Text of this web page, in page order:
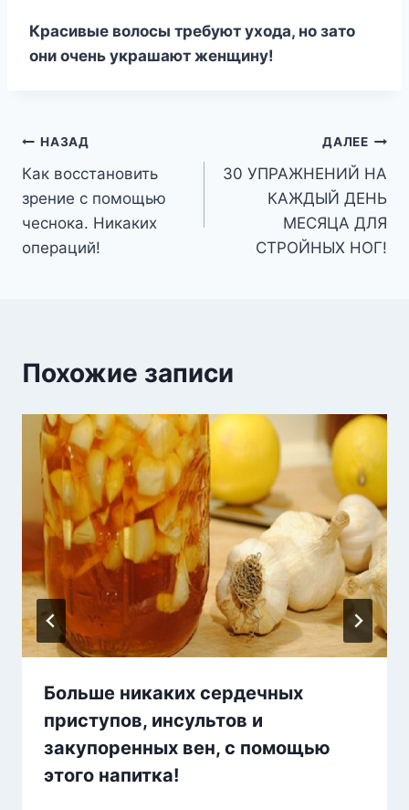
Красивые волосы требуют ухода, но зато
они очень украшают женщину!
Навигация
по
записям
НАЗАД
Как восстановить
зрение с помощью
чеснока. Никаких
операций!
ДАЛЕЕ
30 УПРАЖНЕНИЙ НА
КАЖДЫЙ ДЕНЬ
МЕСЯЦА ДЛЯ
СТРОЙНЫХ НОГ!
Похожие записи
Больше никаких сердечных
приступов, инсультов и
закупоренных вен, с помощью
этого напитка!